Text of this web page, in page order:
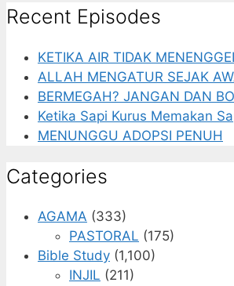
Recent Episodes
KETIKA AIR TIDAK
ALLAH MENGATUR SEJAK
BERMEGAH? JANGAN DAN
Ketika Sapi Kurus Memakan
MENUNGGU ADOPSI PENUH
Categories
AGAMA (333)
PASTORAL (175)
Bible Study (1,100)
INJIL (211)